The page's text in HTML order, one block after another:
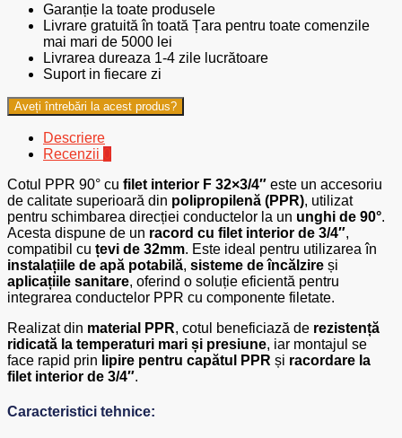
Garanție la toate produsele
Livrare gratuită în toată Țara pentru toate comenzile
mai mari de 5000 lei
Livrarea dureaza 1-4 zile lucrătoare
Suport in fiecare zi
Aveți întrebări la acest produs?
Descriere
Recenzii
Cotul PPR 90° cu filet interior F 32×3/4″ este un accesoriu
de calitate superioară din polipropilenă (PPR), utilizat
pentru schimbarea direcției conductelor la un unghi de 90°.
Acesta dispune de un racord cu filet interior de 3/4″,
compatibil cu țevi de 32mm. Este ideal pentru utilizarea în
instalațiile de apă potabilă, sisteme de încălzire și
aplicațiile sanitare, oferind o soluție eficientă pentru
integrarea conductelor PPR cu componente filetate.
Realizat din material PPR, cotul beneficiază de rezistență
ridicată la temperaturi mari și presiune, iar montajul se
face rapid prin lipire pentru capătul PPR și racordare la
filet interior de 3/4″.
Caracteristici tehnice: